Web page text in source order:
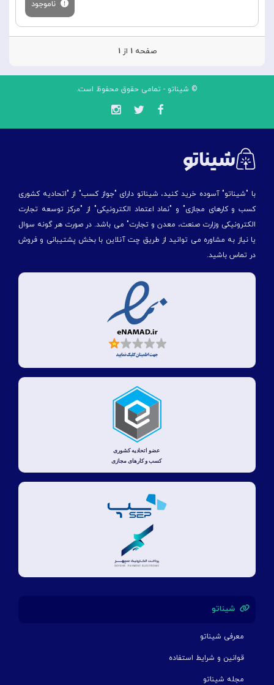
ناموجود
صفحه۱ از۱
© شیناتو - تمامی حقوق محفوظ است.
با "شیناتو" آسوده خرید کنید، شیناتو دارای "جواز کسب" از "اتحادیه کشوری
کسب و کارهای مجازی" و "نماد اعتماد الکترونیکی" از "مركز توسعه تجارت
الكترونیكی وزارت صنعت، معدن و تجارت" می باشد. در صورت هر گونه سوال
یا نیاز به مشاوره می توانید از طریق چت آنلاین با بخش پشتیبانی و فروش
در تماس باشید.
شیناتو
معرفی شیناتو
قوانین و شرایط استفاده
مجله شیناتو